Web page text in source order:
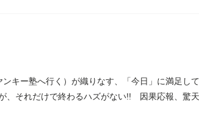
キー塾へ行く）が織りなす、「今日」に満足し
、それだけで終わるハズがない!! 因果応報、驚天